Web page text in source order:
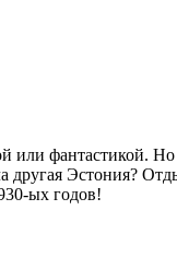
или фантастикой.
другая Эстония?
ых годов!